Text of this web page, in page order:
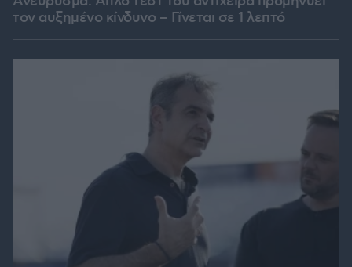
τον αυξημένο κίνδυνο – Γίνεται σε 1 λεπτό